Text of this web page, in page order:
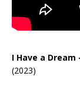
I Have a
(2023)